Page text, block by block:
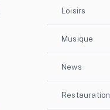
Loisirs
Musique
News
Restauration